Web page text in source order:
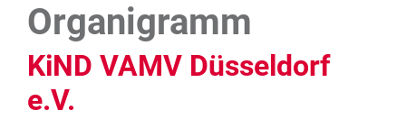
Organigramm
KiND VAMV Düsseldorf
e.V.